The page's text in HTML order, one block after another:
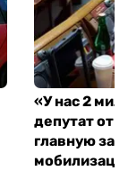
«У нас 2
депутат от
главную